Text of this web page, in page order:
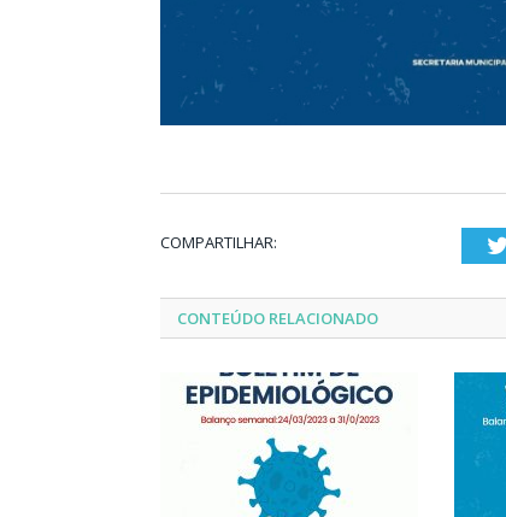
COMPARTILHAR:
CONTEÚDO RELACIONADO